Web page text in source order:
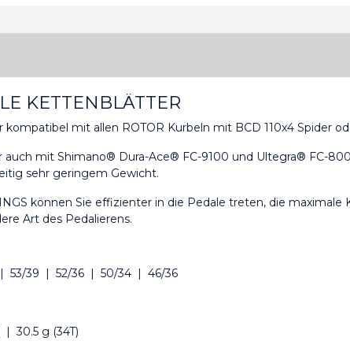
KETTENBLÄTTER
kompatibel mit allen ROTOR Kurbeln mit BCD 110x4 Spider
auch mit Shimano® Dura-Ace® FC-9100 und Ultegra® FC-
sehr geringem Gewicht.
können Sie effizienter in die Pedale treten, die
Art des Pedalierens.
53/39 | 52/36 | 50/34 | 46/36
| 30.5 g (34T)